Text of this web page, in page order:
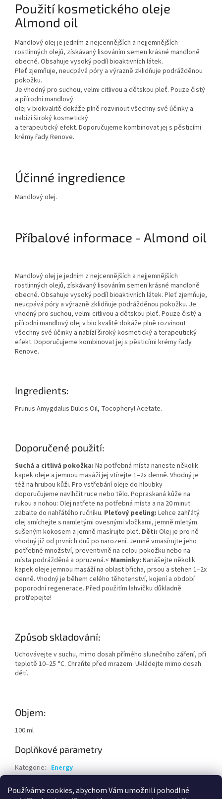
Používáme cookies, abychom Vám umožnili pohodlné
Použití kosmetického oleje
Almond oil
Mandlový olej je jedním z nejcennějších a nejjemnějších
rostlinných olejů, získávaný lisováním semen krásné mandloně
obecné. Obsahuje vysoký podíl bioaktivních látek.
Pleť zjemňuje, neucpává póry a výrazně zklidňuje podrážděnou
pokožku.
Je vhodný pro suchou, velmi citlivou a dětskou pleť. Pouze čistý
a přírodní mandlový
olej v biokvalitě dokáže plně rozvinout všechny své účinky a
nabízí široký kosmetický
a terapeutický efekt. Doporučujeme kombinovat jej s pěsticími
krémy řady Renove.
Účinné ingredience
Mandlový olej.
Příbalové informace - Almond oil
Mandlový olej je jedním z nejcennějších a nejjemnějších
rostlinných olejů, získávaný lisováním semen krásné mandloně
obecné. Obsahuje vysoký podíl bioaktivních látek. Pleť zjemňuje,
neucpává póry a výrazně zklidňuje podrážděnou pokožku. Je
vhodný pro suchou, velmi citlivou a dětskou pleť. Pouze čistý a
přírodní mandlový olej v bio kvalitě dokáže plně rozvinout
všechny své účinky a nabízí široký kosmetický a terapeutický
efekt. Doporučujeme kombinovat jej s pěsticími krémy řady
Renove.
Ingredients:
Prunus Amygdalus Dulcis Oil, Tocopheryl Acetate.
Doporučené použití:
Suchá a citlivá pokožka: Na potřebná místa naneste několik
kapek oleje a jemnou masáží jej vtírejte 1–2x denně. Vhodný je
též na hrubou kůži. Pro vstřebání oleje do hloubky
doporučujeme navlhčit ruce nebo tělo. Popraskaná kůže na
rukou a nohou: Olej natřete na potřebná místa a na 20 minut
zabalte do nahřátého ručníku. Pleťový peeling: Lehce zahřátý
olej smíchejte s namletými ovesnými vločkami, jemně mletým
sušeným kokosem a jemně masírujte pleť. Děti: Olej je pro ně
vhodný již od prvních dnů po narození. Jemně vmasírujte jeho
potřebné množství, preventivně na celou pokožku nebo na
místa podrážděná a opruzená.< Maminky: Nanášejte několik
kapek oleje jemnou masáží na oblast břicha, prsou a stehen 1–2x
denně. Vhodný je během celého těhotenství, kojení a období
poporodní regenerace. Před použitím lahvičku důkladně
protřepejte!
Způsob skladování:
Uchovávejte v suchu, mimo dosah přímého slunečního záření, při
teplotě 10–25 °C. Chraňte před mrazem. Ukládejte mimo dosah
dětí.
Objem:
100 ml
Doplňkové parametry
Kategorie: Energy
EAN: 8594069935165